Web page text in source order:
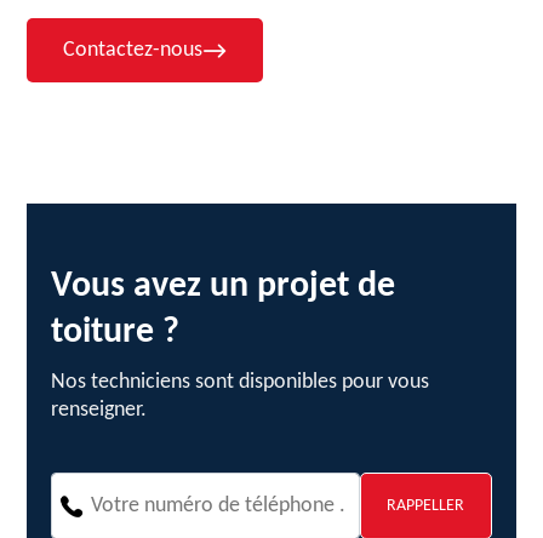
Contactez-nous
Vous avez un projet de
toiture ?
Nos techniciens sont disponibles pour vous
renseigner.